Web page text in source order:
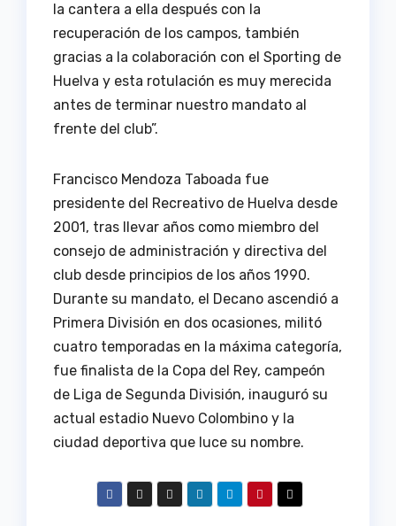
la cantera a ella después con la
recuperación de los campos, también
gracias a la colaboración con el Sporting de
Huelva y esta rotulación es muy merecida
antes de terminar nuestro mandato al
frente del club”.
Francisco Mendoza Taboada fue
presidente del Recreativo de Huelva desde
2001, tras llevar años como miembro del
consejo de administración y directiva del
club desde principios de los años 1990.
Durante su mandato, el Decano ascendió a
Primera División en dos ocasiones, militó
cuatro temporadas en la máxima categoría,
fue finalista de la Copa del Rey, campeón
de Liga de Segunda División, inauguró su
actual estadio Nuevo Colombino y la
ciudad deportiva que luce su nombre.